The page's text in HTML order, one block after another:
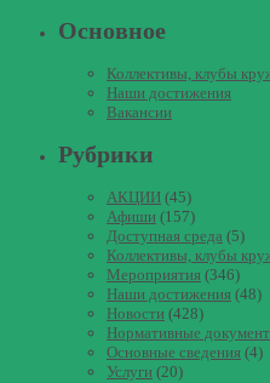
Основное
Коллективы, клубы
Наши достижения
Вакансии
Рубрики
АКЦИИ (45)
Афиши (157)
Доступная среда (5)
Коллективы, клубы
Мероприятия (346)
Наши достижения (48)
Новости (428)
Нормативные
Основные сведения (4)
Услуги (20)